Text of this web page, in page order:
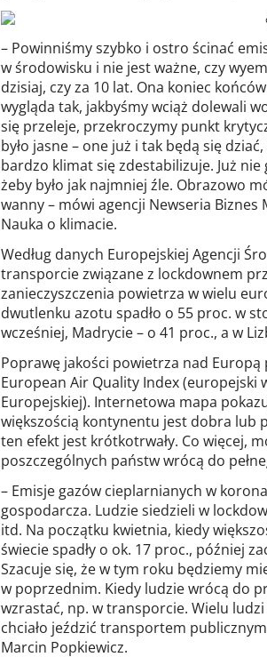
– Powinniśmy szybko i ostro ścinać
w środowisku i nie jest ważne, czy
dzisiaj, czy za 10 lat. Ona koniec
wygląda tak, jakbyśmy wciąż dolewali
się przeleje, przekroczymy punkt
było jasne – one już i tak będą się
bardzo klimat się zdestabilizuje. Już
żeby było jak najmniej źle. Obrazowo
wanny – mówi agencji Newseria
Nauka o klimacie.
Według danych Europejskiej Agencji
transporcie związane z lockdownem
zanieczyszczenia powietrza w wielu
dwutlenku azotu spadło o 55 proc. w
wcześniej, Madrycie – o 41 proc., a w
Poprawę jakości powietrza nad
European Air Quality Index (europejski
Europejskiej). Internetowa mapa
większością kontynentu jest dobra lub
ten efekt jest krótkotrwały. Co więcej,
poszczególnych państw wrócą do
– Emisje gazów cieplarnianych w
gospodarcza. Ludzie siedzieli w
itd. Na początku kwietnia, kiedy
świecie spadły o ok. 17 proc., później
Szacuje się, że w tym roku będziemy
w poprzednim. Kiedy ludzie wrócą do
wzrastać, np. w transporcie. Wielu
chciało jeździć transportem
Marcin Popkiewicz.